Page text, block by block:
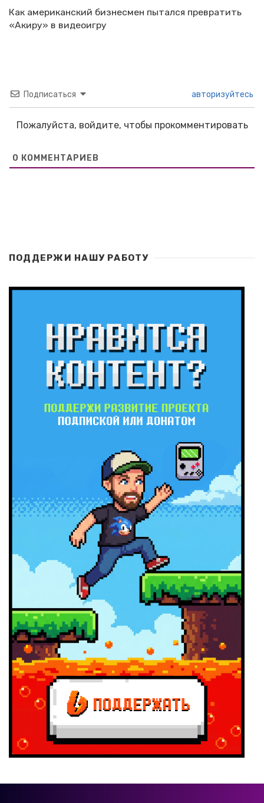
Как американский бизнесмен пытался превратить
«Акиру» в видеоигру
Подписаться авторизуйтесь
Пожалуйста, войдите, чтобы прокомментировать
0 КОММЕНТАРИЕВ
ПОДДЕРЖИ НАШУ РАБОТУ